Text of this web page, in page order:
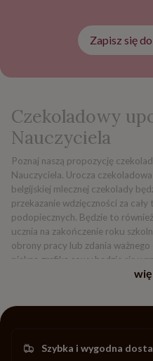
Zapisz się
Czekoladowy
Nauczyciela
Poznaj naszą propozycję
Nauczyciela. Urocza
belgijskiej mlecznej czekolady
przekazanie wdzięczności za
podopiecznych. Będzie to
ucznia na zakończenie roku
obrony pracy lub zdania
piękną grafiką sowy będzie się
upominkami, ale także jako
Oryginalny
Czekoladowa sowa to z
Szybka i wygodna